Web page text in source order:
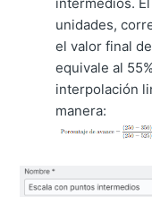
unidades,
el valor final
equivale al
interpolación
manera: